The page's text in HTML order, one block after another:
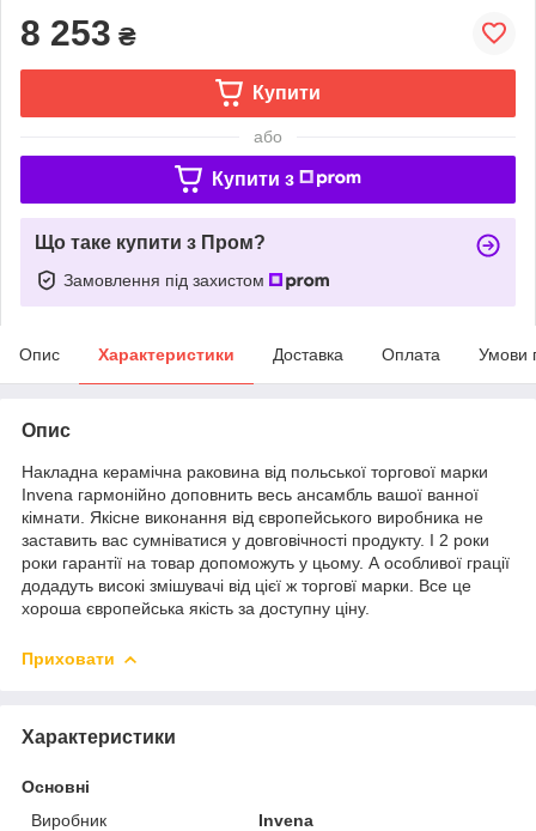
8 253 ₴
Купити
або
Купити з
Що таке купити з Пром?
Замовлення під захистом
Опис Характеристики Доставка Оплата Умови
Опис
Накладна керамічна раковина від польської торгової марки
Invena гармонійно доповнить весь ансамбль вашої ванної
кімнати. Якісне виконання від європейського виробника не
заставить вас сумніватися у довговічності продукту. І 2 роки
роки гарантії на товар допоможуть у цьому. А особливої грації
додадуть високі змішувачі від цієї ж торговї марки. Все це
хороша європейська якість за доступну ціну.
Приховати
Характеристики
Основні
Виробник
Invena